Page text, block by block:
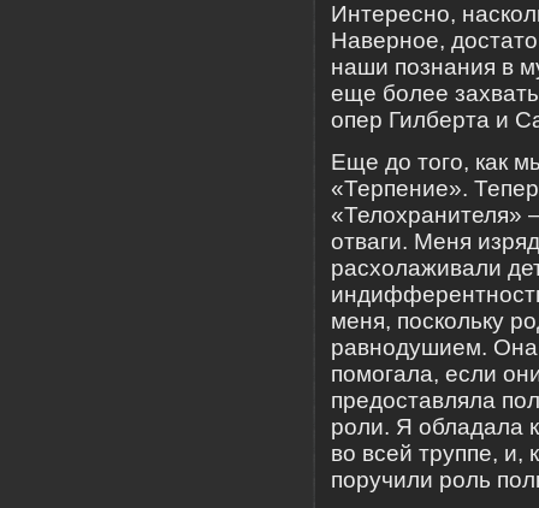
Интересно,
Наверное,
наши познания в
еще более
опер Гилберта и
Еще до того, как
«Терпение».
«Телохранителя»
отваги. Меня
расхолаживали
меня, поскольку
равнодушием. Она
помогала, если
предоставляла
роли. Я обладала
во всей труппе, и,
поручили роль